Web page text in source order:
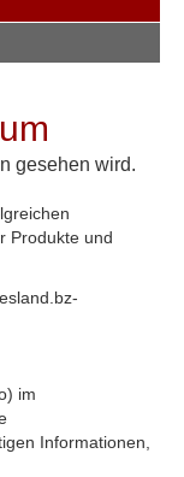
gesehen wird.
Produkte und
im
Informationen,